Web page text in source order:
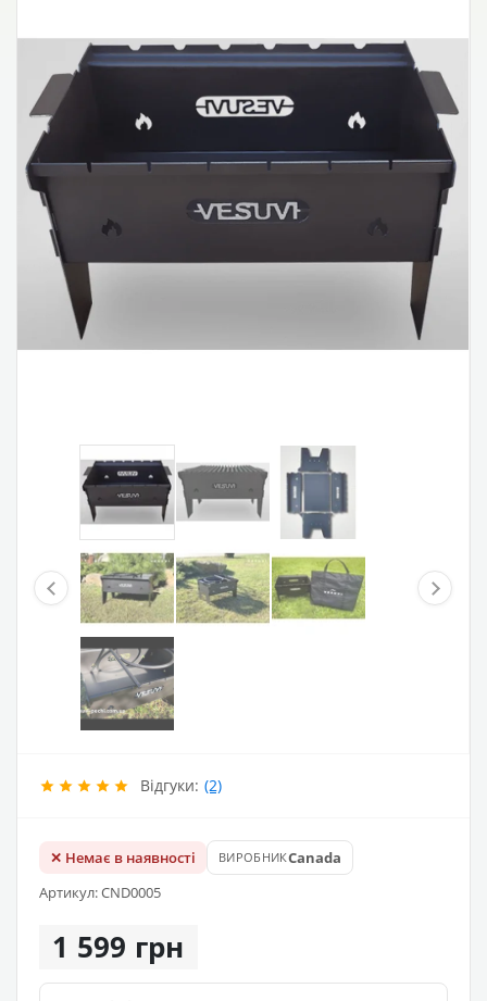
Відгуки: (2)
✕ Немає в наявності ВИРОБНИКCanada
Артикул: CND0005
1 599 грн